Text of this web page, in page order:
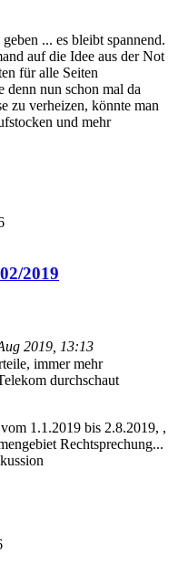
... es bleibt spannend.
auf die Idee aus der Not
für alle Seiten
denn nun schon mal da
zu verheizen, könnte man
und mehr
2019
2019, 13:13
immer mehr
durchschaut
1.1.2019 bis 2.8.2019, ,
Rechtsprechung...